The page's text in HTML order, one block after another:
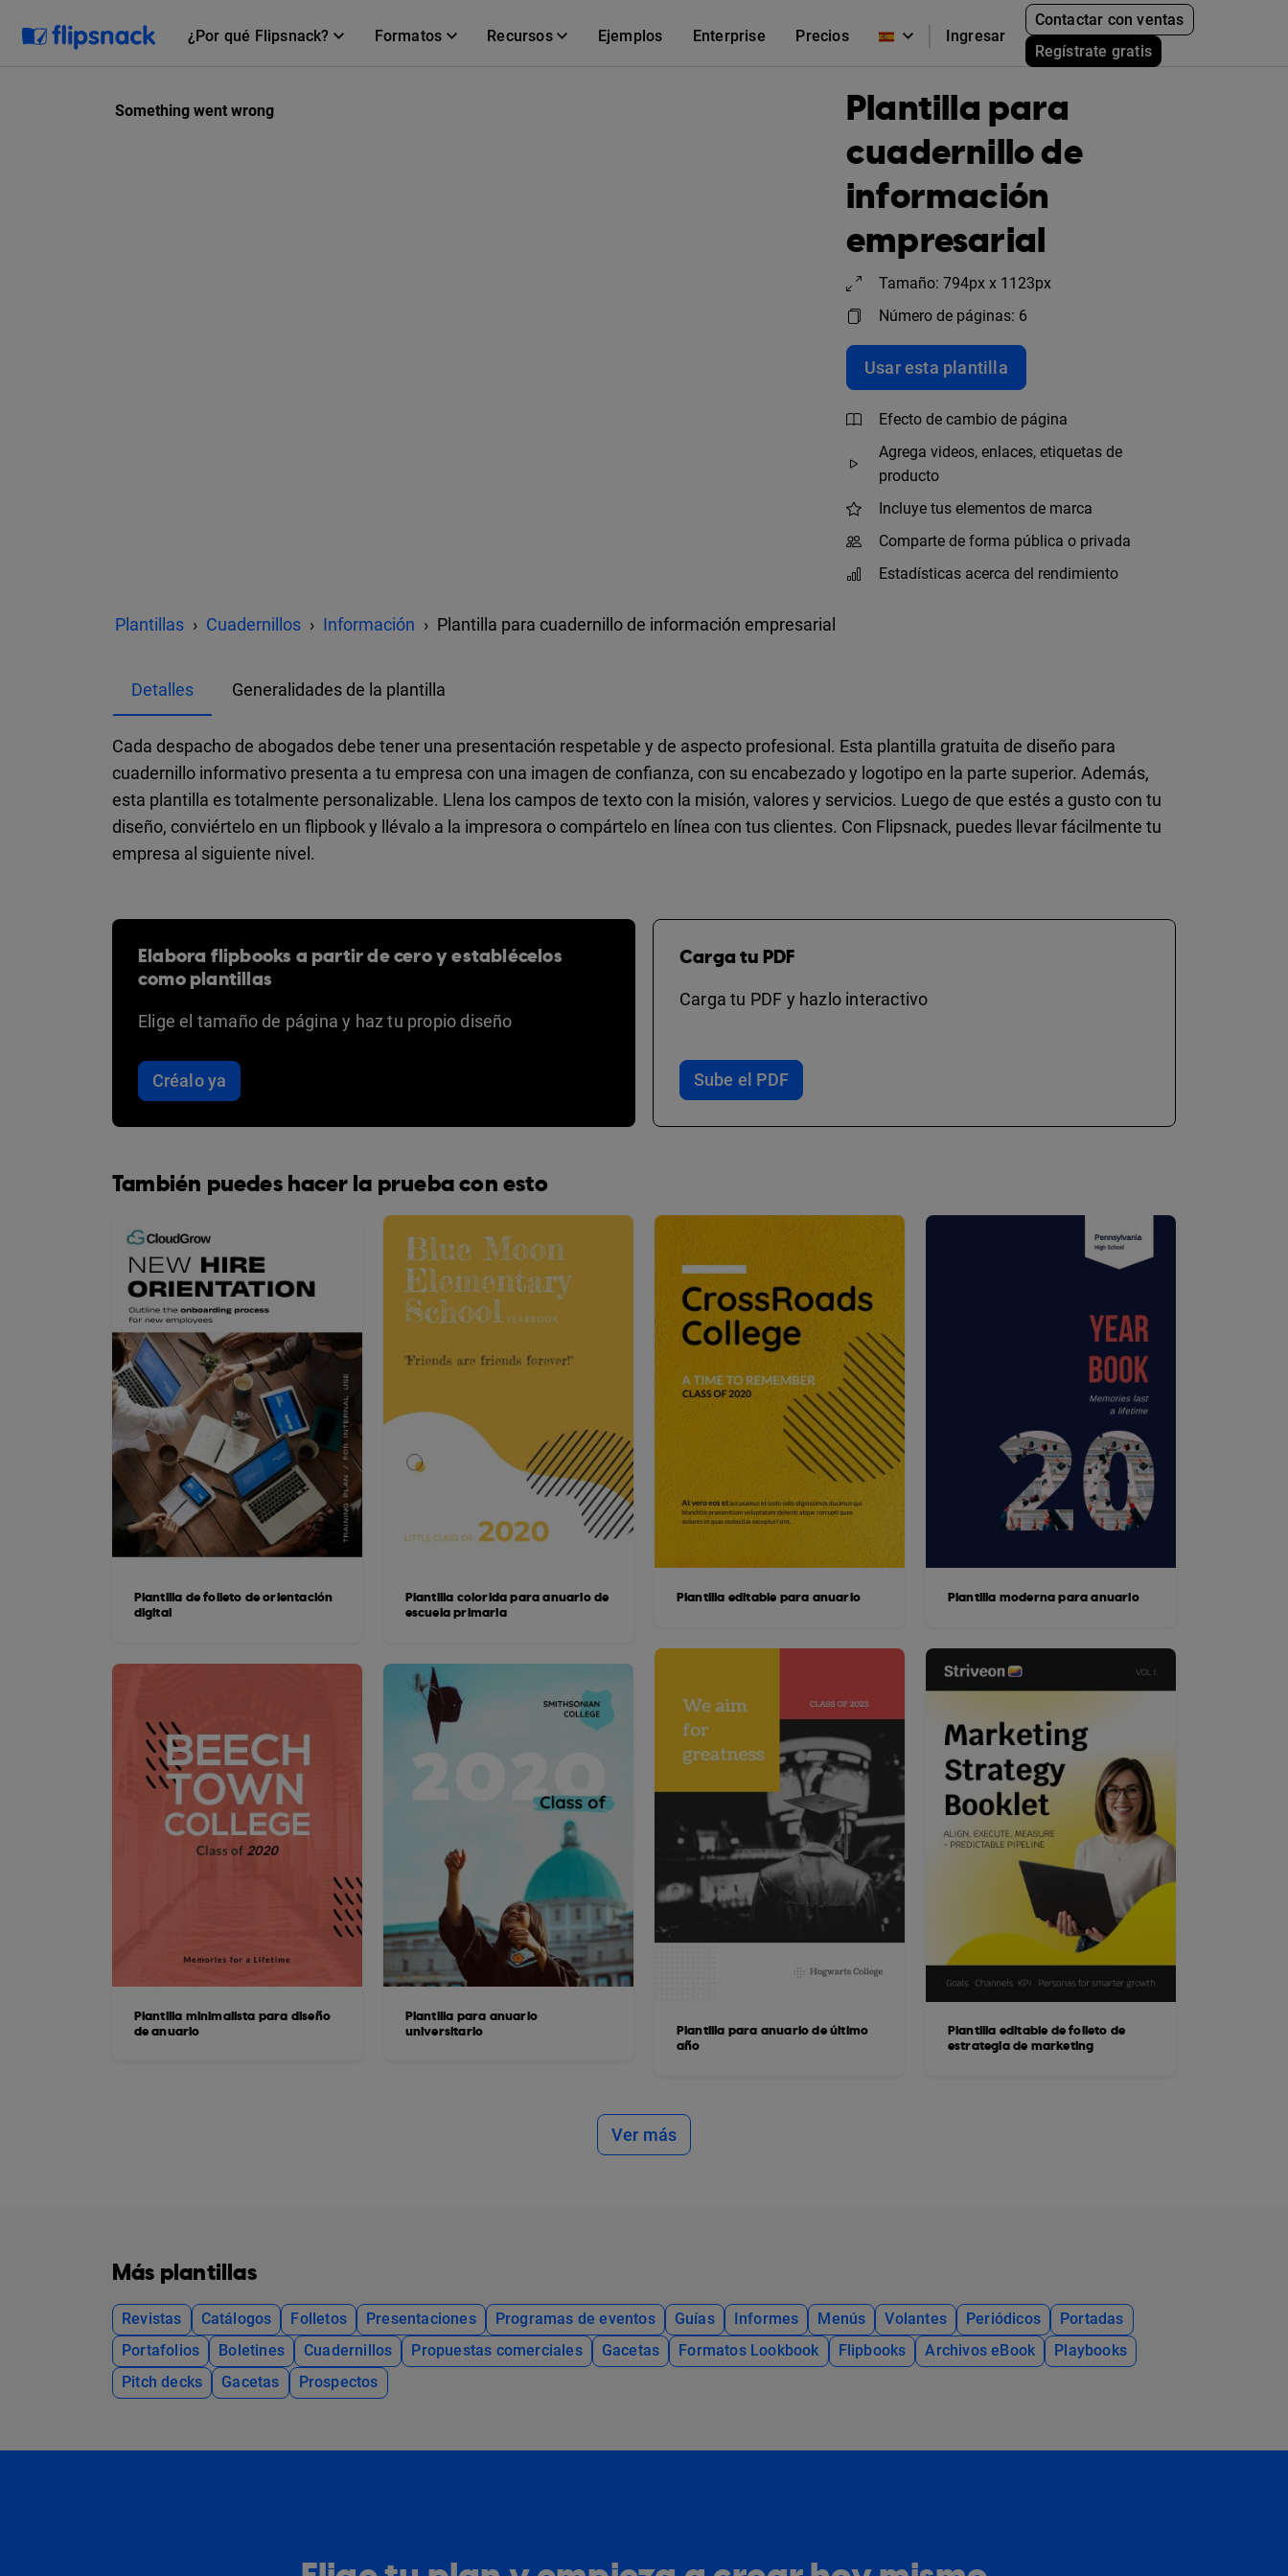
¿Por qué Flipsnack? Formatos Recursos Ejemplos Enterprise Precios Ingresar
Contactar con ventas
Regístrate gratis
Plantilla para
cuadernillo de
información
empresarial
Tamaño: 794px x 1123px
Número de páginas: 6
Usar esta plantilla
Efecto de cambio de página
Agrega videos, enlaces, etiquetas de
producto
Incluye tus elementos de marca
Comparte de forma pública o privada
Estadísticas acerca del rendimiento
Plantillas Cuadernillos Información Plantilla para cuadernillo de información empresarial
Detalles Generalidades de la plantilla
Cada despacho de abogados debe tener una presentación respetable y de aspecto profesional. Esta plantilla gratuita de diseño para
cuadernillo informativo presenta a tu empresa con una imagen de confianza, con su encabezado y logotipo en la parte superior. Además,
esta plantilla es totalmente personalizable. Llena los campos de texto con la misión, valores y servicios. Luego de que estés a gusto con tu
diseño, conviértelo en un flipbook y llévalo a la impresora o compártelo en línea con tus clientes. Con Flipsnack, puedes llevar fácilmente tu
empresa al siguiente nivel.
Elabora flipbooks a partir de cero y establécelos
como plantillas
Elige el tamaño de página y haz tu propio diseño
Créalo ya
Carga tu PDF
Carga tu PDF y hazlo interactivo
Sube el PDF
También puedes hacer la prueba con esto
Plantilla de folleto de orientación
digital
Plantilla minimalista para diseño
de anuario
Plantilla colorida para anuario de
escuela primaria
Plantilla para anuario
universitario
Plantilla editable para anuario
Plantilla para anuario de último
año
Plantilla moderna para anuario
Plantilla editable de folleto de
estrategia de marketing
Ver más
Más plantillas
Revistas Catálogos Folletos Presentaciones Programas de eventos Guías Informes Menús Volantes Periódicos
Portadas
Portafolios
Boletines Cuadernillos Propuestas comerciales Gacetas Formatos Lookbook Flipbooks Archivos eBook
Playbooks
Pitch decks
Gacetas Prospectos